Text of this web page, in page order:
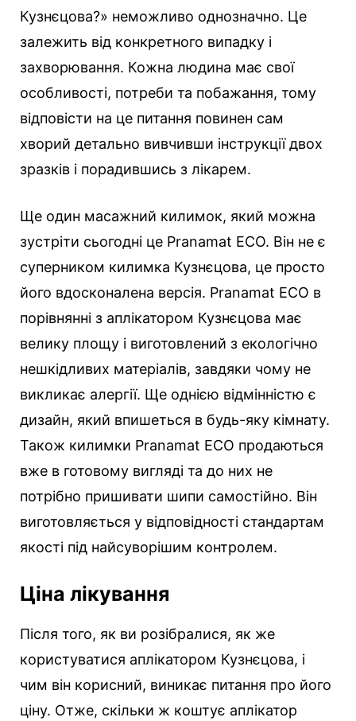
Кузнєцова?» неможливо однозначно. Це
залежить від конкретного випадку і
захворювання. Кожна людина має свої
особливості, потреби та побажання, тому
відповісти на це питання повинен сам
хворий детально вивчивши інструкції двох
зразків і порадившись з лікарем.
Ще один масажний килимок, який можна
зустріти сьогодні це Pranamat ECO. Він не є
суперником килимка Кузнєцова, це просто
його вдосконалена версія. Pranamat ECO в
порівнянні з аплікатором Кузнєцова має
велику площу і виготовлений з екологічно
нешкідливих матеріалів, завдяки чому не
викликає алергії. Ще однією відмінністю є
дизайн, який впишеться в будь-яку кімнату.
Також килимки Pranamat ECO продаються
вже в готовому вигляді та до них не
потрібно пришивати шипи самостійно. Він
виготовляється у відповідності стандартам
якості під найсуворішим контролем.
Ціна лікування
Після того, як ви розібралися, як же
користуватися аплікатором Кузнєцова, і
чим він корисний, виникає питання про його
ціну. Отже, скільки ж коштує аплікатор